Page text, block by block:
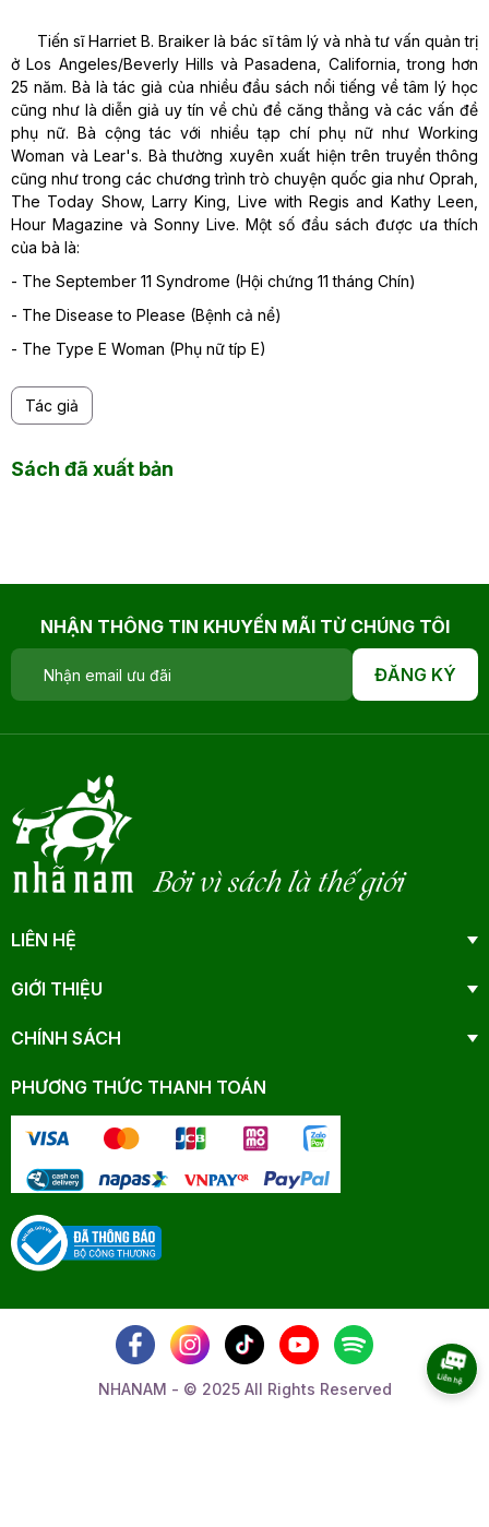
Tiến sĩ Harriet B. Braiker là bác sĩ tâm lý và nhà tư vấn quản trị
ở Los Angeles/Beverly Hills và Pasadena, California, trong hơn
25 năm. Bà là tác giả của nhiều đầu sách nổi tiếng về tâm lý học
cũng như là diễn giả uy tín về chủ đề căng thẳng và các vấn đề
phụ nữ. Bà cộng tác với nhiều tạp chí phụ nữ như Working
Woman và Lear's. Bà thường xuyên xuất hiện trên truyền thông
cũng như trong các chương trình trò chuyện quốc gia như Oprah,
The Today Show, Larry King, Live with Regis and Kathy Leen,
Hour Magazine và Sonny Live. Một số đầu sách được ưa thích
của bà là:
- The September 11 Syndrome (Hội chứng 11 tháng Chín)
- The Disease to Please (Bệnh cả nể)
- The Type E Woman (Phụ nữ típ E)
Tác giả
Sách đã xuất bản
NHẬN THÔNG TIN KHUYẾN MÃI TỪ CHÚNG TÔI
ĐĂNG KÝ
Bởi vì sách là thế giới
LIÊN HỆ
GIỚI THIỆU
CHÍNH SÁCH
PHƯƠNG THỨC THANH TOÁN
NHANAM - © 2025 All Rights Reserved